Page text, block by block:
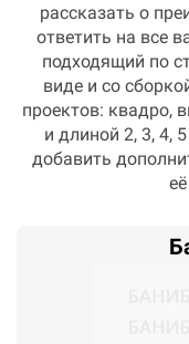
рассказать о
ответить на все
подходящий по
виде и со
проектов: квадро,
и длиной 2, 3, 4,
добавить